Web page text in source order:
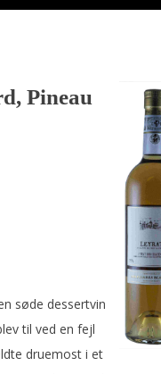
Pineau
søde dessertvin
til ved en fejl
druemost i et